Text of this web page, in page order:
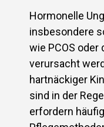
Hormonelle
insbesondere
wie PCOS oder
verursacht
hartnäckiger
sind in der
erfordern